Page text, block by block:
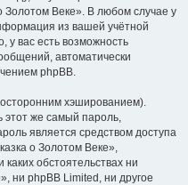
Веке». В любом случае у
из вашей учётной
у вас есть возможность
автоматически
phpBB.
хэшированием).
этот же самый пароль,
является средством доступа
о Золотом Веке»,
обстоятельствах ни
ни phpBB Limited, ни другое